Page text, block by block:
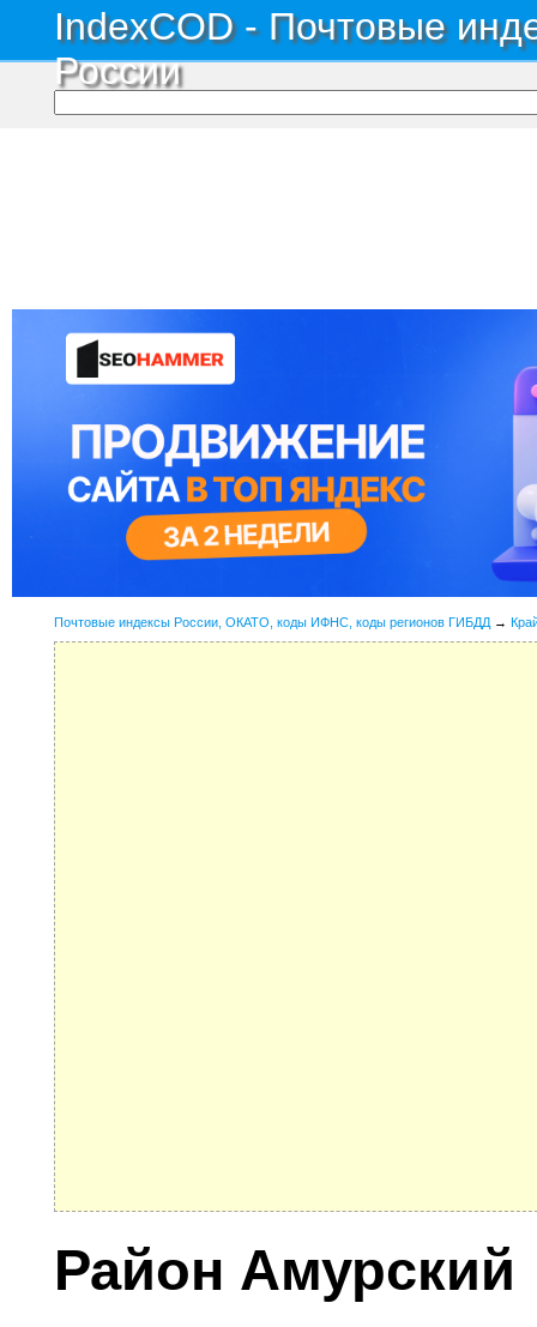
IndexCOD - Почтовые
России
Почтовые индексы России, ОКАТО, коды ИФНС, коды регионов ГИБДД →
Район Амурский